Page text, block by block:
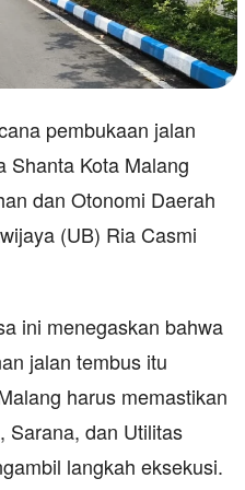
pembukaan jalan
Shanta Kota Malang
dan Otonomi Daerah
(UB) Ria Casmi
ini menegaskan bahwa
jalan tembus itu
harus memastikan
Sarana, dan Utilitas
langkah eksekusi.